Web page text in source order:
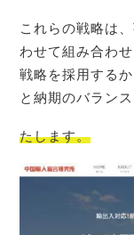
これらの戦略は
わせて組み合わ
戦略を採用する
と納期のバラン
たします。